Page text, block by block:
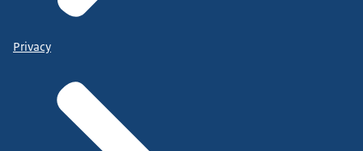
Privacy